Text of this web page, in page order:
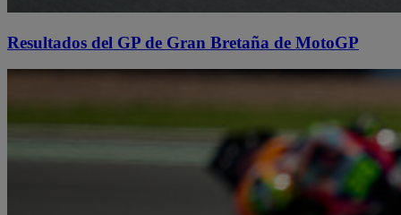
Resultados del GP de Gran Bretaña de MotoGP